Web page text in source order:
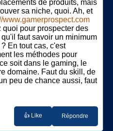
de produits, mais
sa niche, quoi. Ah, et
www.gamerprospect.com
pour prospecter des
faut savoir un minimum
En tout cas, c'est
les méthodes pour
soit dans le gaming, le
domaine. Faut du skill, de
peu de chance aussi, faut
👍 Like Répondre